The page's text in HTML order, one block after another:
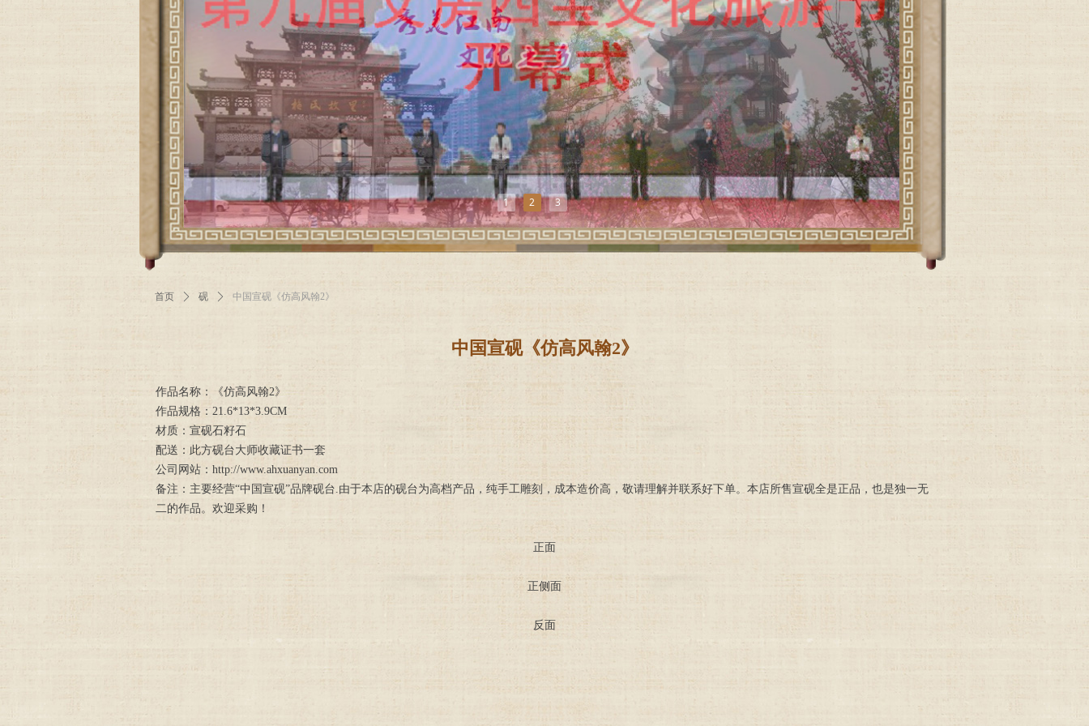
1 2 3
首页 ꄲ 砚 ꄲ 中国宣砚《仿高风翰2》
中国宣砚《仿高风翰2》
作品名称：《仿高风翰2》
作品规格：21.6*13*3.9CM
材质：宣砚石籽石
配送：此方砚台大师收藏证书一套
公司网站：http://www.ahxuanyan.com
备注：主要经营“中国宣砚”品牌砚台.由于本店的砚台为高档产品，纯手工雕刻，成本造价高，敬请理解并联系好下单。本店所售宣砚全是正品，也是独一无
二的作品。欢迎采购！
正面
正侧面
反面